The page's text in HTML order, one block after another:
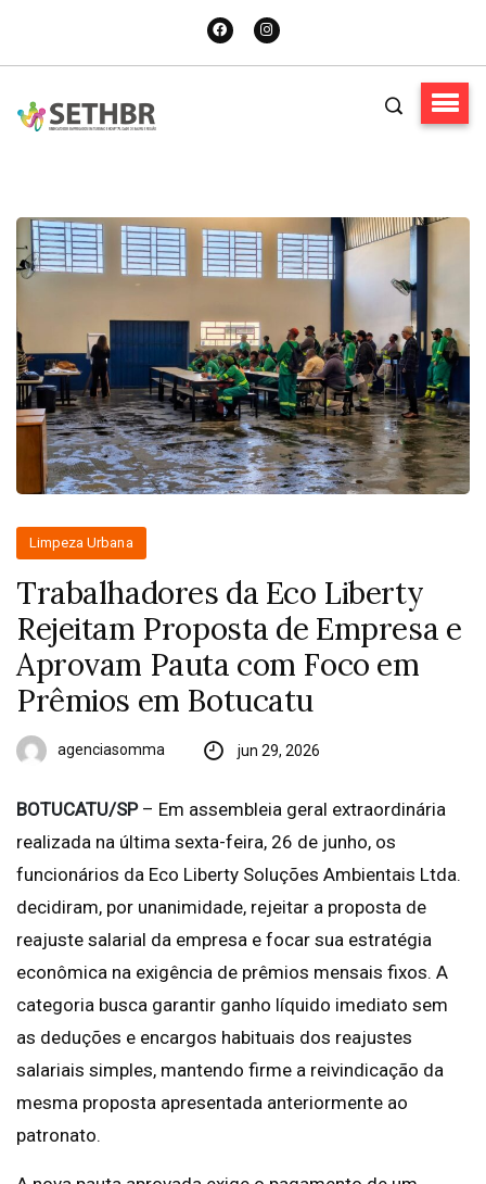
Limpeza Urbana
Trabalhadores da Eco Liberty
Rejeitam Proposta de Empresa e
Aprovam Pauta com Foco em
Prêmios em Botucatu
agenciasomma jun 29, 2026
BOTUCATU/SP– Em assembleia geral extraordinária
realizada na última sexta-feira, 26 de junho, os
funcionários da Eco Liberty Soluções Ambientais Ltda.
decidiram, por unanimidade, rejeitar a proposta de
reajuste salarial da empresa e focar sua estratégia
econômica na exigência de prêmios mensais fixos. A
categoria busca garantir ganho líquido imediato sem
as deduções e encargos habituais dos reajustes
salariais simples, mantendo firme a reivindicação da
mesma proposta apresentada anteriormente ao
patronato.